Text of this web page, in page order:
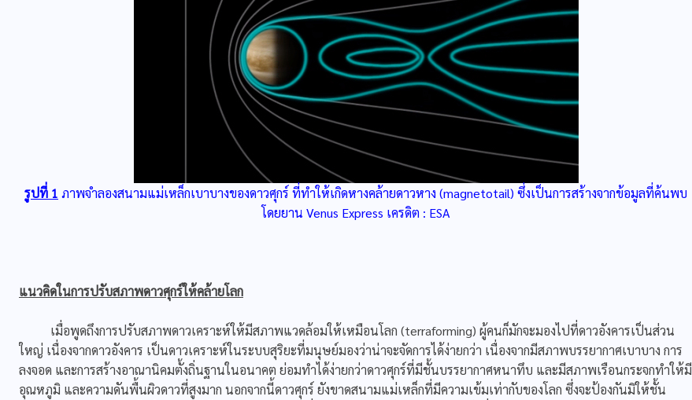
รูปที่ 1 ภาพจำลองสนามแม่เหล็กเบาบางของดาวศุกร์ ที่ทำให้เกิดหางคล้ายดาวหาง (magnetotail) ซึ่งเป็นการสร้างจากข้อมูลที่ค้นพบ
โดยยาน Venus Express เครดิต : ESA
แนวคิดในการปรับสภาพดาวศุกร์ให้คล้ายโลก
เมื่อพูดถึงการปรับสภาพดาวเคราะห์ให้มีสภาพแวดล้อมให้เหมือนโลก (terraforming) ผู้คนก็มักจะมองไปที่ดาวอังคารเป็นส่วน
ใหญ่ เนื่องจากดาวอังคาร เป็นดาวเคราะห์ในระบบสุริยะที่มนุษย์มองว่าน่าจะจัดการได้ง่ายกว่า เนื่องจากมีสภาพบรรยากาศเบาบาง การ
ลงจอด และการสร้างอาณานิคมตั้งถิ่นฐานในอนาคต ย่อมทำได้ง่ายกว่าดาวศุกร์ที่มีชั้นบรรยากาศหนาทึบ และมีสภาพเรือนกระจกทำให้มี
อุณหภูมิ และความดันพื้นผิวดาวที่สูงมาก นอกจากนี้ดาวศุกร์ ยังขาดสนามแม่เหล็กที่มีความเข้มเท่ากับของโลก ซึ่งจะป้องกันมิให้ชั้น